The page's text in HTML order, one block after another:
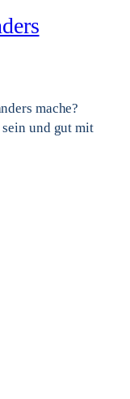
mache?
und gut mit